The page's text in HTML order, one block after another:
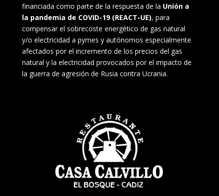
financiada como parte de la respuesta de la Unión a
la pandemia de COVID-19 (REACT-UE), para
compensar el sobrecoste energético de gas natural
y/o electricidad a pymes y autónomos especialmente
afectados por el incremento de los precios del gas
natural y la electricidad provocados por el impacto de
la guerra de agresión de Rusia contra Ucrania.